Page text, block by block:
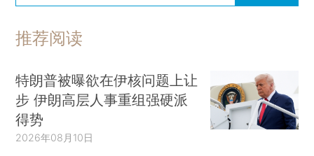
推荐阅读
特朗普被曝欲在伊核问题上让
步 伊朗高层人事重组强硬派
得势
2026年08月10日